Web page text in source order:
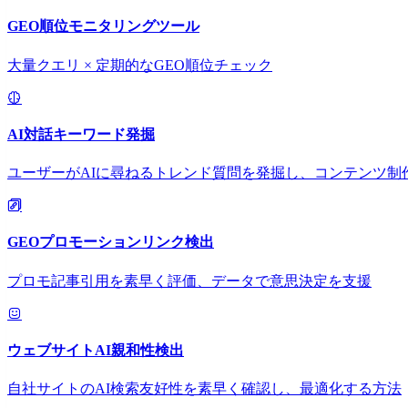
GEO順位モニタリングツール
大量クエリ × 定期的なGEO順位チェック
AI対話キーワード発掘
ユーザーがAIに尋ねるトレンド質問を発掘し、コンテンツ制
GEOプロモーションリンク検出
プロモ記事引用を素早く評価、データで意思決定を支援
ウェブサイトAI親和性検出
自社サイトのAI検索友好性を素早く確認し、最適化する方法